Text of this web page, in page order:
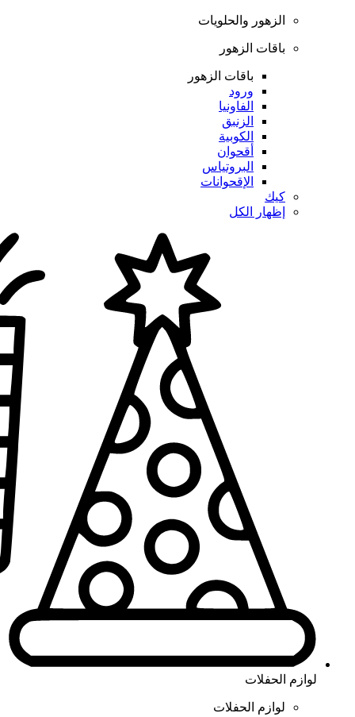
الزهور والحلويات
باقات الزهور
باقات الزهور
ورود
الفاونيا
الزنبق
الكوبية
أقحوان
البروتياس
الإقحوانات
كيك
إظهار الكل
لوازم الحفلات
لوازم الحفلات